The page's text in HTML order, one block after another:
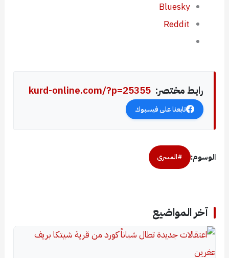
Bluesky
Reddit
رابط مختصر: kurd-online.com/?p=25355
تابعنا على فيسبوك
الوسوم: #المسرى
آخر المواضيع